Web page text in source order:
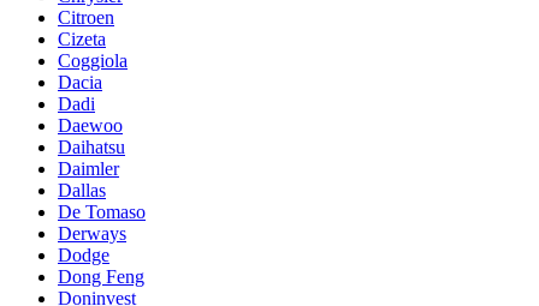
Citroen
Cizeta
Coggiola
Dacia
Dadi
Daewoo
Daihatsu
Daimler
Dallas
De Tomaso
Derways
Dodge
Dong Feng
Doninvest